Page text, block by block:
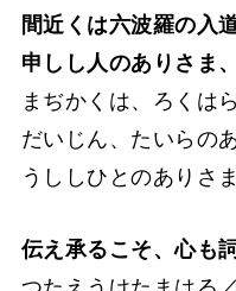
間近くは六波羅の入
申しし人のありさま、
まぢかくは、ろくは
だいじん、たいらの
うししひとのありさま
伝え承るこそ、心も